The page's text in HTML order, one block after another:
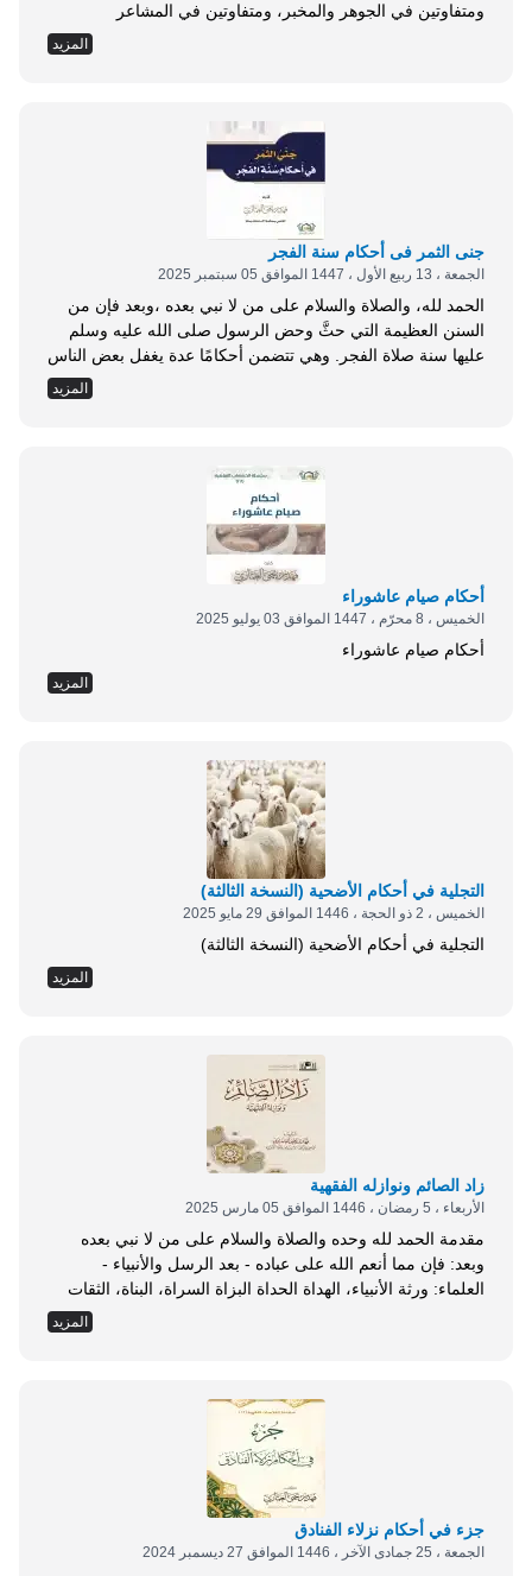
ومتفاوتين في الجوهر والمخبر، ومتفاوتين في المشاعر
والأحاسيس، ومتفاوتين في العقول والأفهام، ومتفاوتين في
التوجهات والأفكار، ومتفاوتين في الميول والرغبات...، حتى لقد
المزيد
جنى الثمر فى أحكام سنة الفجر
الجمعة ، 13 ربيع الأول ، 1447 الموافق 05 سبتمبر 2025
الحمد لله، والصلاة والسلام على من لا نبي بعده ،وبعد فإن من
السنن العظيمة التي حثَّ وحض الرسول صلى الله عليه وسلم
عليها سنة صلاة الفجر. وهي تتضمن أحكامًا عدة يغفل بعض الناس
عنها ويجهلها الكثير، وقد جمعتُ هنا عددًا من مسائلها، وذكر بعض
الأدلة والأقوال المختصرة لتسهل قراءتها، و لا يملها الملول فى
المزيد
أحكام صيام عاشوراء
الخميس ، 8 محرّم ، 1447 الموافق 03 يوليو 2025
أحكام صيام عاشوراء
المزيد
⁨التجلية في أحكام الأضحية (النسخة الثالثة)⁩
الخميس ، 2 ذو الحجة ، 1446 الموافق 29 مايو 2025
⁨التجلية في أحكام الأضحية (النسخة الثالثة)⁩
المزيد
زاد الصائم ونوازله الفقهية
الأربعاء ، 5 رمضان ، 1446 الموافق 05 مارس 2025
مقدمة الحمد لله وحده والصلاة والسلام على من لا نبي بعده
وبعد: فإن مما أنعم الله على عباده - بعد الرسل والأنبياء -
العلماء: ورثة الأنبياء، الهداة الحداة البزاة السراة، البناة، الثقات
النجوم الساطعة، والكواكب النيرة اللامعة. والله يعرفهم أنصار
دعوته والناس تعرفهم للحق أعوانا وإن مما يفرح القلب، ويشرح
المزيد
جزء في أحكام نزلاء الفنادق
الجمعة ، 25 جمادى الآخر ، 1446 الموافق 27 ديسمبر 2024